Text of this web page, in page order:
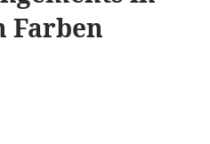
Farben